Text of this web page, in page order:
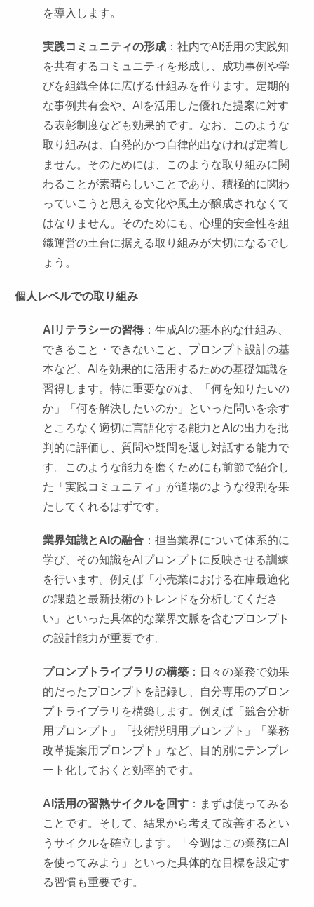
を導入します。
実践コミュニティの形成 ：社内でAI活用の実践知
を共有するコミュニティを形成し、成功事例や学
びを組織全体に広げる仕組みを作ります。定期的
な事例共有会や、AIを活用した優れた提案に対す
る表彰制度なども効果的です。なお、このような
取り組みは、自発的かつ自律的出なければ定着し
ません。そのためには、このような取り組みに関
わることが素晴らしいことであり、積極的に関わ
っていこうと思える文化や風土が醸成されなくて
はなりません。そのためにも、心理的安全性を組
織運営の土台に据える取り組みが大切になるでし
ょう。
個人レベルでの取り組み
AIリテラシーの習得：生成AIの基本的な仕組み、
できること・できないこと、プロンプト設計の基
本など、AIを効果的に活用するための基礎知識を
習得します。特に重要なのは、「何を知りたいの
か」「何を解決したいのか」といった問いを余す
ところなく適切に言語化する能力とAIの出力を批
判的に評価し、質問や疑問を返し対話する能力で
す。このような能力を磨くためにも前節で紹介し
た「実践コミュニティ」が道場のような役割を果
たしてくれるはずです。
業界知識とAIの融合 ：担当業界について体系的に
学び、その知識をAIプロンプトに反映させる訓練
を行います。例えば「小売業における在庫最適化
の課題と最新技術のトレンドを分析してくださ
い」といった具体的な業界文脈を含むプロンプト
の設計能力が重要です。
プロンプトライブラリの構築 ：日々の業務で効果
的だったプロンプトを記録し、自分専用のプロン
プトライブラリを構築します。例えば「競合分析
用プロンプト」「技術説明用プロンプト」「業務
改革提案用プロンプト」など、目的別にテンプレ
ート化しておくと効率的です。
AI活用の習熟サイクルを回す ：まずは使ってみる
ことです。そして、結果から考えて改善するとい
うサイクルを確立します。「今週はこの業務にAI
を使ってみよう」といった具体的な目標を設定す
る習慣も重要です。